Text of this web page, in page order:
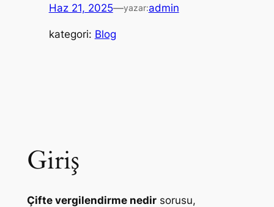
Haz 21, 2025—yazar:admin
kategori: Blog
Giriş
Çifte vergilendirme nedirsorusu,